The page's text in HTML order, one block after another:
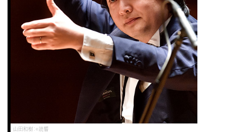
山田和樹：©読響